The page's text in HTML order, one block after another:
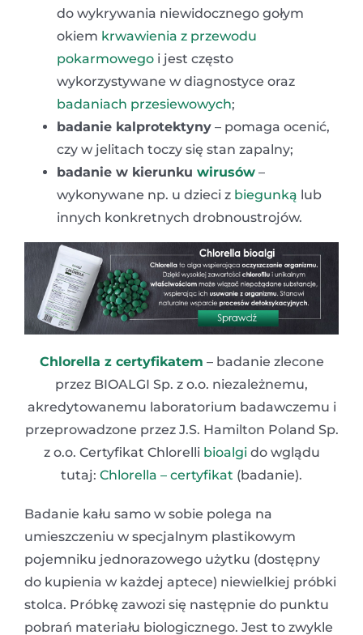
do wykrywania niewidocznego gołym
okiem krwawienia z przewodu
pokarmowego i jest często
wykorzystywane w diagnostyce oraz
badaniach przesiewowych;
badanie kalprotektyny – pomaga ocenić,
czy w jelitach toczy się stan zapalny;
badanie w kierunku wirusów –
wykonywane np. u dzieci z biegunką lub
innych konkretnych drobnoustrojów.
Chlorella z certyfikatem – badanie zlecone
przez BIOALGI Sp. z o.o. niezależnemu,
akredytowanemu laboratorium badawczemu i
przeprowadzone przez J.S. Hamilton Poland Sp.
z o.o. Certyfikat Chlorelli bioalgido wglądu
tutaj: Chlorella – certyfikat (badanie).
Badanie kału samo w sobie polega na
umieszczeniu w specjalnym plastikowym
pojemniku jednorazowego użytku (dostępny
do kupienia w każdej aptece) niewielkiej próbki
stolca. Próbkę zawozi się następnie do punktu
pobrań materiału biologicznego. Jest to zwykle